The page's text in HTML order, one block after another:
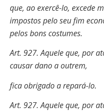
que, ao exercê-lo, excede
impostos pelo seu fim
pelos bons costumes.
Art. 927. Aquele que, por
causar dano a outrem,
fica obrigado a repará-lo.
Art. 927. Aquele que, por